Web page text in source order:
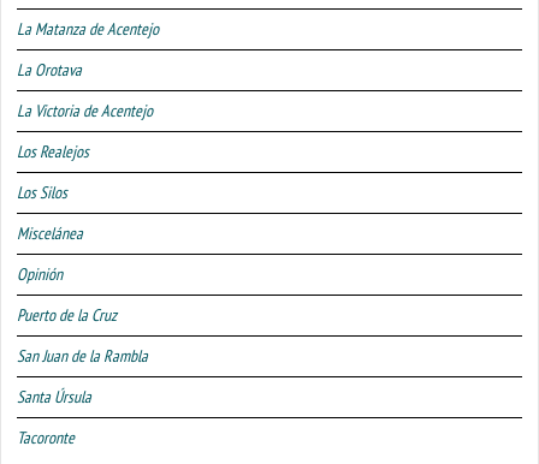
La Matanza de Acentejo
La Orotava
La Victoria de Acentejo
Los Realejos
Los Silos
Miscelánea
Opinión
Puerto de la Cruz
San Juan de la Rambla
Santa Úrsula
Tacoronte